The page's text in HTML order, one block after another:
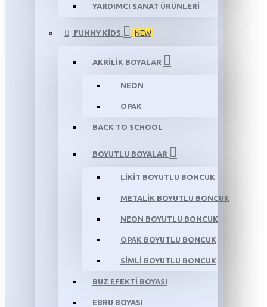
YARDIMCI SANAT ÜRÜNLERİ
FUNNY KIDS NEW
AKRİLİK BOYALAR
NEON
OPAK
BACK TO SCHOOL
BOYUTLU BOYALAR
LİKİT BOYUTLU BONCUK
METALİK BOYUTLU BONCUK
NEON BOYUTLU BONCUK
OPAK BOYUTLU BONCUK
SİMLİ BOYUTLU BONCUK
BUZ EFEKTİ BOYASI
EBRU BOYASI